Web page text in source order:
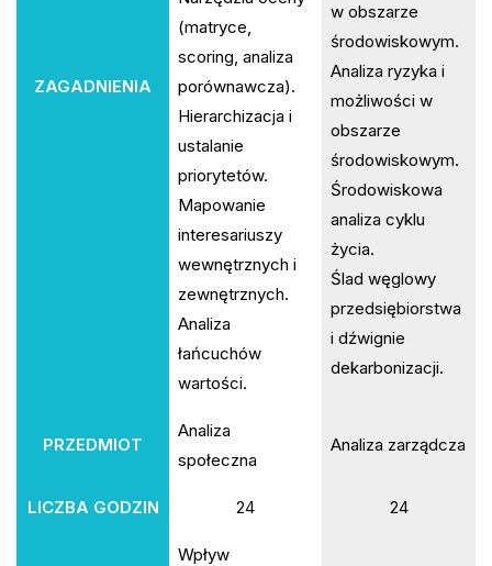
ZAGADNIENIA
(matryce,
scoring, analiza
porównawcza).
Hierarchizacja i
ustalanie
priorytetów.
Mapowanie
interesariuszy
wewnętrznych i
zewnętrznych.
Analiza
łańcuchów
wartości.
w obszarze
środowiskowym.
Analiza ryzyka i
możliwości w
obszarze
środowiskowym.
Środowiskowa
analiza cyklu
życia.
Ślad węglowy
przedsiębiorstwa
i dźwignie
dekarbonizacji.
PRZEDMIOT
Analiza
społeczna
Analiza zarządcza
LICZBA GODZIN 24 24
Wpływ